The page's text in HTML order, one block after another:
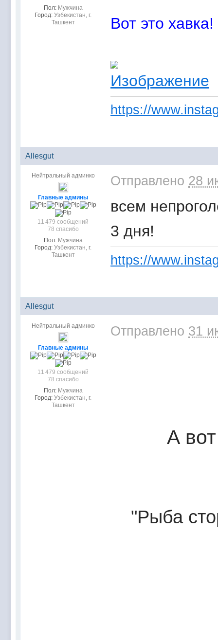
Пол: Мужчина
Город: Узбекистан, г.
Ташкент
Вот это хавка!
https://
Allesgut
Нейтральный админко
Главные админы
11 479 сообщений
78 спасибо
Пол: Мужчина
Город: Узбекистан, г.
Ташкент
Отправлено 28
всем
3 дня!
https://
Allesgut
Нейтральный админко
Главные админы
11 479 сообщений
78 спасибо
Пол: Мужчина
Город: Узбекистан, г.
Ташкент
Отправлено 31
А
"Рыба